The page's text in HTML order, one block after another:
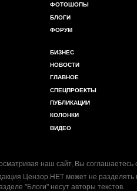
ФОТОШОПЫ
БЛОГИ
ФОРУМ
БИЗНЕС
НОВОСТИ
ГЛАВНОЕ
СПЕЦПРОЕКТЫ
ПУБЛИКАЦИИ
КОЛОНКИ
ВИДЕО
наш сайт, Вы соглашаетесь
Цензор.НЕТ может не разделять
"Блоги" несут авторы текстов.